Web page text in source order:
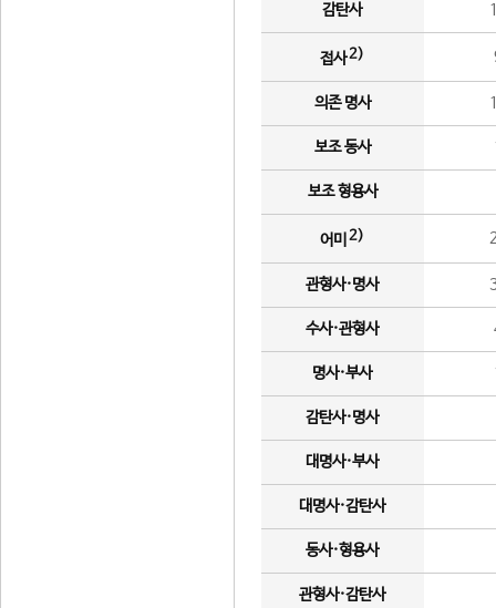
감탄사
접사2)
의존 명사
보조 동사
보조 형용사
어미 2)
관형사·명사
수사·관형사
명사·부사
감탄사·명사
대명사·부사
대명사·감탄사
동사·형용사
관형사·감탄사